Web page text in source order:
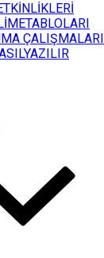
ÇALIŞMALARI